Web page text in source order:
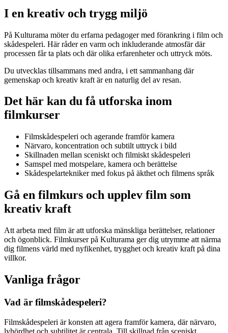
I en kreativ och trygg miljö
På Kulturama möter du erfarna pedagoger med förankring i film och
skådespeleri. Här råder en varm och inkluderande atmosfär där
processen får ta plats och där olika erfarenheter och uttryck möts.
Du utvecklas tillsammans med andra, i ett sammanhang där
gemenskap och kreativ kraft är en naturlig del av resan.
Det här kan du få utforska inom
filmkurser
Filmskådespeleri och agerande framför kamera
Närvaro, koncentration och subtilt uttryck i bild
Skillnaden mellan sceniskt och filmiskt skådespeleri
Samspel med motspelare, kamera och berättelse
Skådespelartekniker med fokus på äkthet och filmens språk
Gå en filmkurs och upplev film som
kreativ kraft
Att arbeta med film är att utforska mänskliga berättelser, relationer
och ögonblick. Filmkurser på Kulturama ger dig utrymme att närma
dig filmens värld med nyfikenhet, trygghet och kreativ kraft på dina
villkor.
Vanliga frågor
Vad är filmskådespeleri?
Filmskådespeleri är konsten att agera framför kamera, där närvaro,
lyhördhet och subtilitet är centrala. Till skillnad från sceniskt